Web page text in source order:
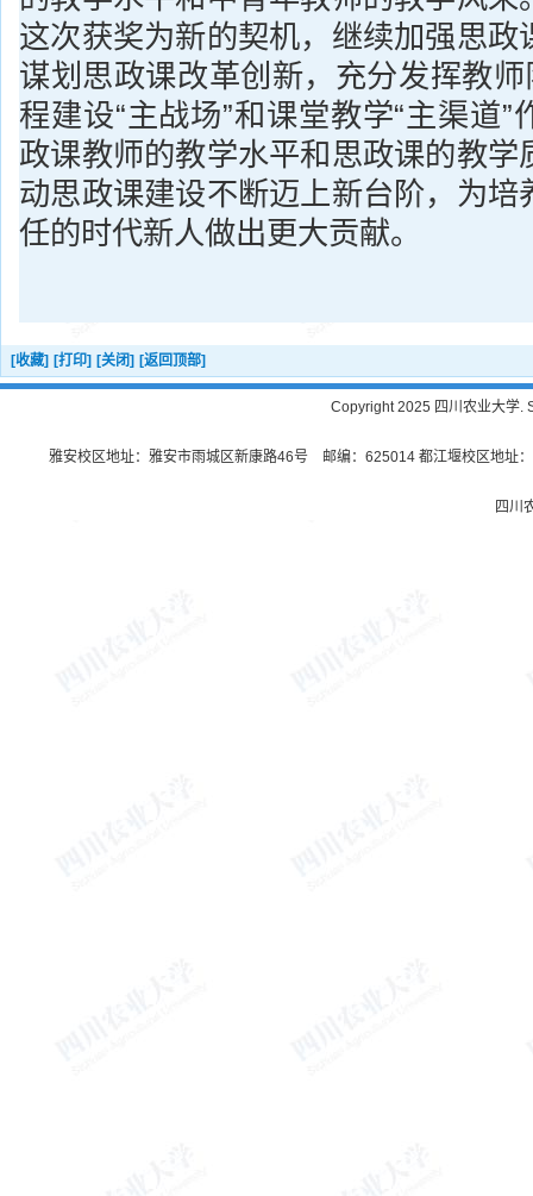
这次获奖为新的契机，继续加强思政
谋划思政课改革创新，充分发挥教师
程建设“主战场”和课堂教学“主渠道
政课教师的教学水平和思政课的教学
动思政课建设不断迈上新台阶，为培
任的时代新人做出更大贡献。
[收藏] [打印] [关闭] [返回顶部]
Copyright 2025 四川农业大学.
雅安校区地址：雅安市雨城区新康路46号 邮编：625014 都江堰校区地址
四川